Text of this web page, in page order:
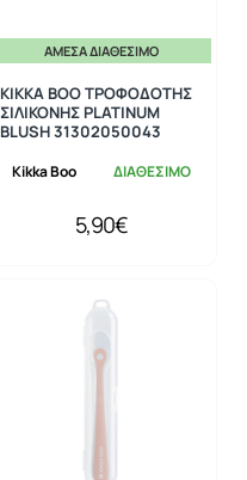
ΆΜΕΣΑ ΔΙΑΘΈΣΙΜΟ
Kikka Boo ΔΙΑΘΕΣΙΜΟ
KIKKA BOO ΤΡΟΦΟΔΟΤΗΣ
ΣΙΛΙΚΟΝΗΣ PLATINUM
BLUSH 31302050043
5,90€